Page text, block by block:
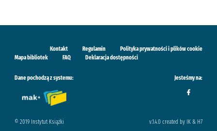
Kontakt Regulamin
Polityka prywatności i plików cookie
Mapa bibliotek
FAQ Deklaracja dostępności
Dane pochodzą z systemu: Jesteśmy na:
© 2019 Instytut Książki v.1.4.0 created by IK & H7